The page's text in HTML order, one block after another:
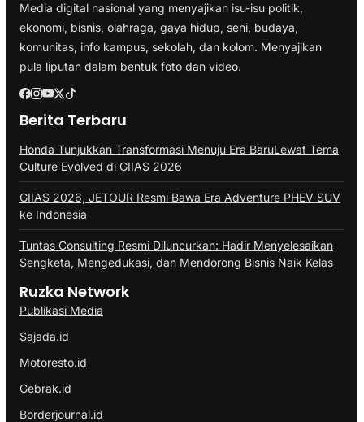
Media digital nasional yang menyajikan isu-isu politik,
ekonomi, bisnis, olahraga, gaya hidup, seni, budaya,
komunitas, info kampus, sekolah, dan kolom. Menyajikan
pula liputan dalam bentuk foto dan video.
Berita Terbaru
Honda Tunjukkan Transformasi Menuju Era BaruLewat Tema
Culture Evolved di GIIAS 2026
GIIAS 2026, JETOUR Resmi Bawa Era Adventure PHEV SUV
ke Indonesia
Tuntas Consulting Resmi Diluncurkan: Hadir Menyelesaikan
Sengketa, Mengedukasi, dan Mendorong Bisnis Naik Kelas
Ruzka Network
Publikasi Media
Sajada.id
Motoresto.id
Gebrak.id
Borderjournal.id